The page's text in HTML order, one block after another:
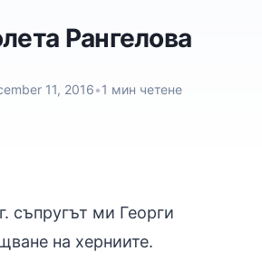
Рангелова
11, 2016•1 мин четене
съпругът ми Георги
на херниите.